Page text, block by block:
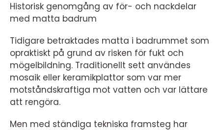
Historisk genomgång av för- och nackdelar
med matta badrum
Tidigare betraktades matta i badrummet som
opraktiskt på grund av risken för fukt och
mögelbildning. Traditionellt sett användes
mosaik eller keramikplattor som var mer
motståndskraftiga mot vatten och var lättare
att rengöra.
Men med ständiga tekniska framsteg har